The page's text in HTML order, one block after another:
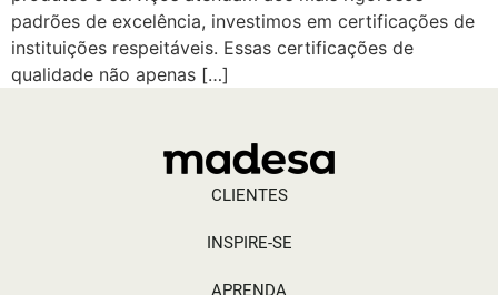
padrões de excelência, investimos em certificações de
instituições respeitáveis. Essas certificações de
qualidade não apenas […]
CLIENTES
INSPIRE-SE
APRENDA